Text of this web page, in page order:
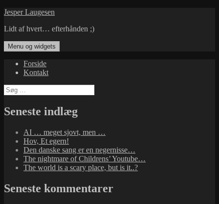
Hop
indhold
Jesper Laugesen
Lidt af hvert… efterhånden ;)
Menu og widgets
Forside
Kontakt
Søg
efter:
Seneste indlæg
AI … meget sjovt, men …
Hov, Et egern!
Den danske sang er en negernisse…
The nightmare of Childrens’ Youtube…
The world is a scary place, but is it..?
Seneste kommentarer